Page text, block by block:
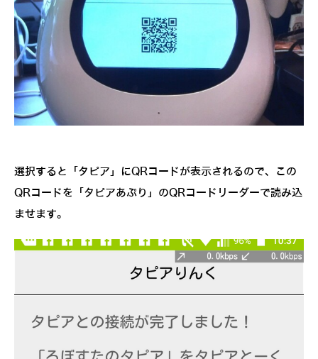
選択すると「タピア」にQRコードが表示されるので、この
QRコードを「タピアあぷり」のQRコードリーダーで読み込
ませます。